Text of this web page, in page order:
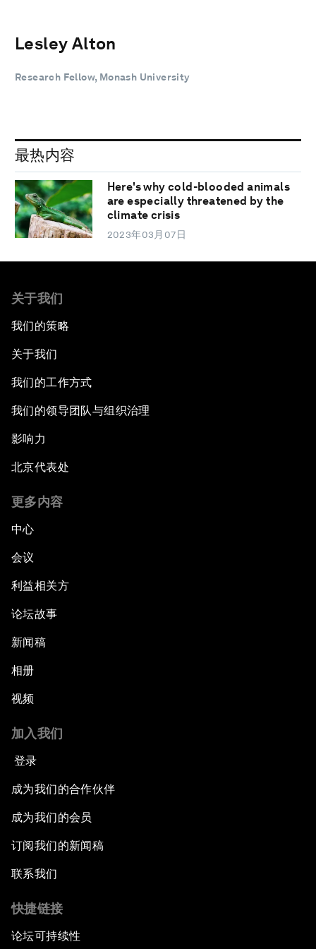
Lesley Alton
Research Fellow, Monash University
最热内容
Here's why cold-blooded animals
are especially threatened by the
climate crisis
2023年03月07日
关于我们
我们的策略
关于我们
我们的工作方式
我们的领导团队与组织治理
影响力
北京代表处
更多内容
中心
会议
利益相关方
论坛故事
新闻稿
相册
视频
加入我们
登录
成为我们的合作伙伴
成为我们的会员
订阅我们的新闻稿
联系我们
快捷链接
论坛可持续性